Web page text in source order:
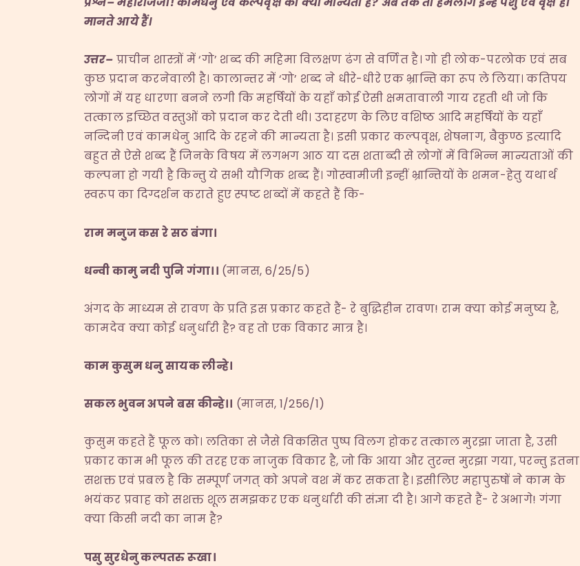
मानते आये हैं।
उत्तर– प्राचीन शास्त्रों में ‘गो’ शब्द की महिमा विलक्षण ढंग से वर्णित है। गो ही लोक-परलोक एवं सब
कुछ प्रदान करनेवाली है। कालान्तर में ‘गो’ शब्द ने धीरे-धीरे एक भ्रान्ति का रूप ले लिया। कतिपय
लोगों में यह धारणा बनने लगी कि महर्षियों के यहाँ कोई ऐसी क्षमतावाली गाय रहती थी जो कि
तत्काल इच्छित वस्तुओं को प्रदान कर देती थी। उदाहरण के लिए वशिष्ठ आदि महर्षियों के यहाँ
नन्दिनी एवं कामधेनु आदि के रहने की मान्यता है। इसी प्रकार कल्पवृक्ष, शेषनाग, बैकुण्ठ इत्यादि
बहुत से ऐसे शब्द हैं जिनके विषय में लगभग आठ या दस शताब्दी से लोगों में विभिन्न मान्यताओं की
कल्पना हो गयी है किन्तु ये सभी यौगिक शब्द हैं। गोस्वामीजी इन्हीं भ्रान्तियों के शमन-हेतु यथार्थ
स्वरूप का दिग्दर्शन कराते हुए स्पष्ट शब्दों में कहते हैं कि-
राम मनुज कस रे सठ बंगा।
धन्वी कामु नदी पुनि गंगा।। (मानस, 6/25/5)
अंगद के माध्यम से रावण के प्रति इस प्रकार कहते हैं- रे बुद्धिहीन रावण! राम क्या कोई मनुष्य है,
कामदेव क्या कोई धनुर्धारी है? वह तो एक विकार मात्र है।
काम कुसुम धनु सायक लीन्हे।
सकल भुवन अपने बस कीन्हे।। (मानस, 1/256/1)
कुसुम कहते हैं फूल को। लतिका से जैसे विकसित पुष्प विलग होकर तत्काल मुरझा जाता है, उसी
प्रकार काम भी फूल की तरह एक नाजुक विकार है, जो कि आया और तुरन्त मुरझा गया, परन्तु इतना
सशक्त एवं प्रबल है कि सम्पूर्ण जगत् को अपने वश में कर सकता है। इसीलिए महापुरुषों ने काम के
भयंकर प्रवाह को सशक्त शूल समझकर एक धनुर्धारी की संज्ञा दी है। आगे कहते हैं- रे अभागे! गंगा
क्या किसी नदी का नाम है?
पसु सुरधेनु कल्पतरु रूखा।